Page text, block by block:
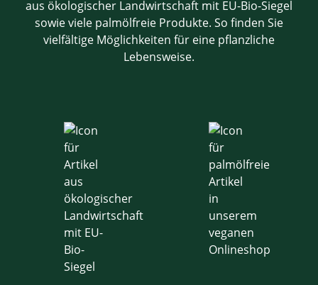
aus ökologischer Landwirtschaft mit EU-Bio-Siegel
sowie viele palmölfreie Produkte. So finden Sie
vielfältige Möglichkeiten für eine pflanzliche
Lebensweise.